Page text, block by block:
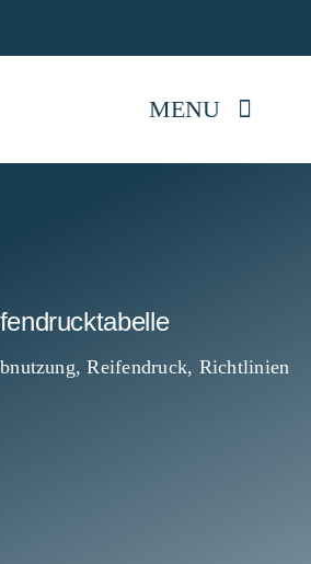
MENU
Mietpark
,Reifendruck, Richtlinien